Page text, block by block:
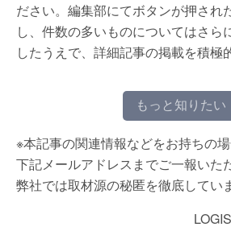
ださい。編集部にてボタンが押され
し、件数の多いものについてはさら
したうえで、詳細記事の掲載を積極
もっと知りたい
※本記事の関連情報などをお持ちの
下記メールアドレスまでご一報いた
弊社では取材源の秘匿を徹底してい